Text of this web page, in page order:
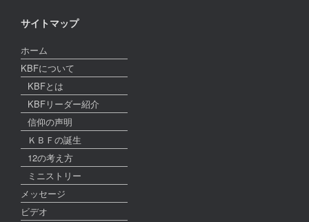
サイトマップ
ホーム
KBFについて
KBFとは
KBFリーダー紹介
信仰の声明
ＫＢＦの誕生
12の考え方
ミニストリー
メッセージ
ビデオ